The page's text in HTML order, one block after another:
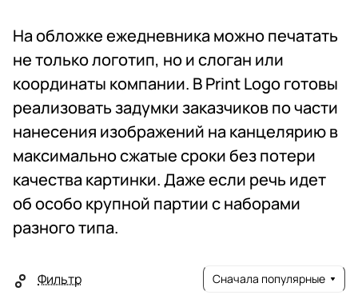
На обложке ежедневника можно печатать
не только логотип, но и слоган или
координаты компании. В Print Logo готовы
реализовать задумки заказчиков по части
нанесения изображений на канцелярию в
максимально сжатые сроки без потери
качества картинки. Даже если речь идет
об особо крупной партии с наборами
разного типа.
Фильтр Сначала популярные